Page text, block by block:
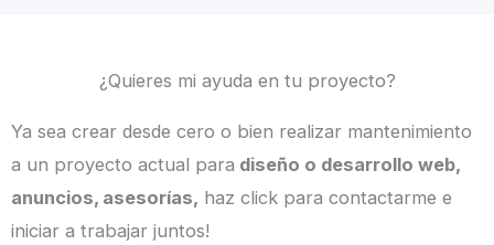
¿Quieres mi ayuda en tu proyecto?
Ya sea crear desde cero o bien realizar mantenimiento
a un proyecto actual para diseño o desarrollo web,
anuncios, asesorías, haz click para contactarme e
iniciar a trabajar juntos!